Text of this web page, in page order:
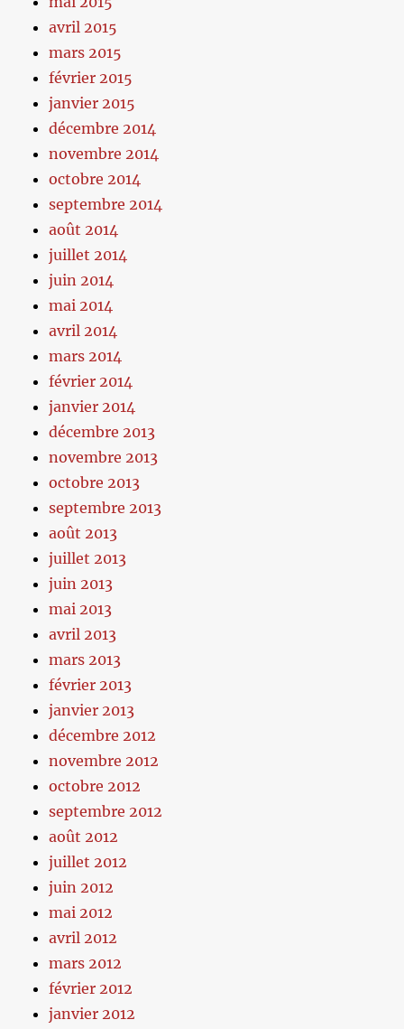
avril 2015
mars 2015
février 2015
janvier 2015
décembre 2014
novembre 2014
octobre 2014
septembre 2014
août 2014
juillet 2014
juin 2014
mai 2014
avril 2014
mars 2014
février 2014
janvier 2014
décembre 2013
novembre 2013
octobre 2013
septembre 2013
août 2013
juillet 2013
juin 2013
mai 2013
avril 2013
mars 2013
février 2013
janvier 2013
décembre 2012
novembre 2012
octobre 2012
septembre 2012
août 2012
juillet 2012
juin 2012
mai 2012
avril 2012
mars 2012
février 2012
janvier 2012